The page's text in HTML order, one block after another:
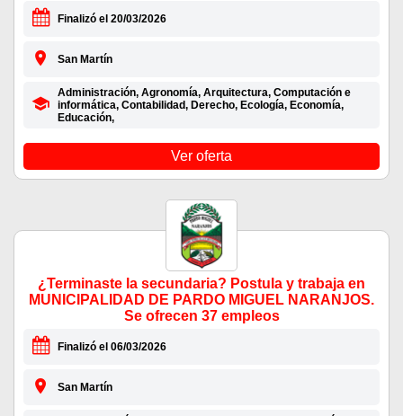
Finalizó el 20/03/2026
San Martín
Administración, Agronomía, Arquitectura, Computación e
informática, Contabilidad, Derecho, Ecología, Economía,
Educación,
Ver oferta
¿Terminaste la secundaria? Postula y trabaja en
MUNICIPALIDAD DE PARDO MIGUEL NARANJOS.
Se ofrecen 37 empleos
Finalizó el 06/03/2026
San Martín